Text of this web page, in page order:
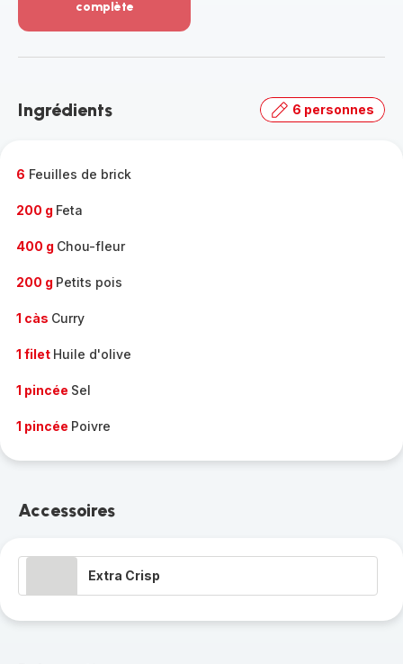
complète
-
gamme
Ingrédients 6 personnes
6 Feuilles de brick
200 g Feta
400 g Chou-fleur
200 g Petits pois
1 càs Curry
1 filet Huile d'olive
1 pincée Sel
1 pincée Poivre
Accessoires
Extra Crisp